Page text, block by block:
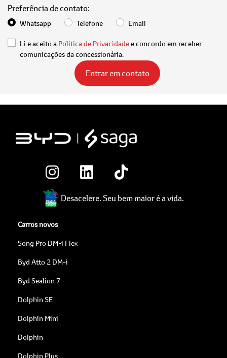
Preferência de contato:
Whatsapp Telefone Email
Li e aceito a Política de Privacidadee concordo em receber
comunicações da concessionária.
Entrar em contato
Desacelere. Seu bem maior é a vida.
Carros novos
Song Pro DM-i Flex
Byd Atto 2 DM-i
Byd Sealion 7
Dolphin SE
Dolphin Mini
Dolphin
Dolphin Plus